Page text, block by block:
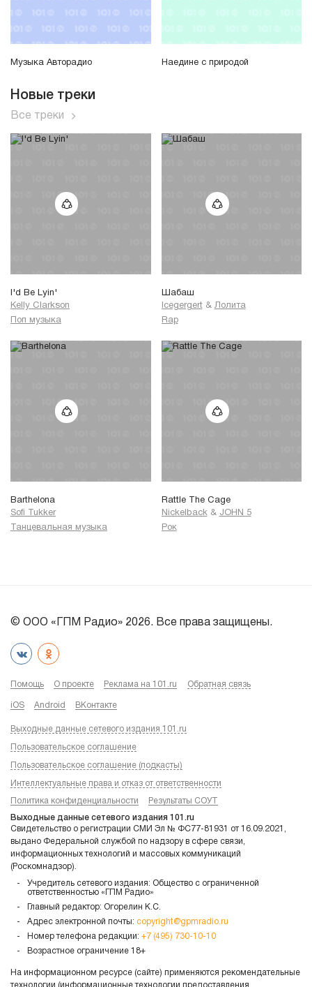
Музыка Авторадио Наедине с природой
Новые треки
Все треки
I'd Be Lyin'
Kelly Clarkson
Поп музыка
Шабаш
Icegergert & Лолита
Rap
Barthelona
Sofi Tukker
Танцевальная музыка
Rattle The Cage
Nickelback & JOHN 5
Рок
© ООО «ГПМ Радио» 2026. Все права защищены.
Помощь О проекте Реклама на 101.ru Обратная связь
iOS Android ВКонтакте
Выходные данные сетевого издания 101.ru
Пользовательское соглашение
Пользовательское соглашение (подкасты)
Интеллектуальные права и отказ от ответственности
Политика конфиденциальности Результаты СОУТ
Выходные данные сетевого издания 101.ru
Свидетельство о регистрации СМИ Эл № ФС77-81931 от 16.09.2021,
выдано Федеральной службой по надзору в сфере связи,
информационных технологий и массовых коммуникаций
(Роскомнадзор).
Учредитель сетевого издания: Общество с ограниченной
ответственностью «ГПМ Радио»
Главный редактор: Огорелин К.С.
Адрес электронной почты: copyright@gpmradio.ru
Номер телефона редакции: +7 (495) 730-10-10
Возрастное ограничение 18+
На информационном ресурсе (сайте) применяются рекомендательные
технологии (информационные технологии предоставления